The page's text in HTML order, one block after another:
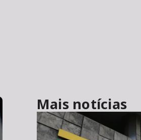
Mais notícias